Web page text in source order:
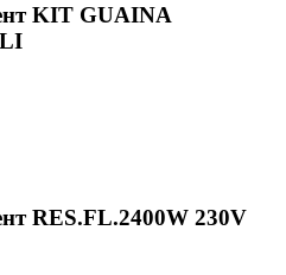
KIT GUAINA
RES.FL.2400W 230V